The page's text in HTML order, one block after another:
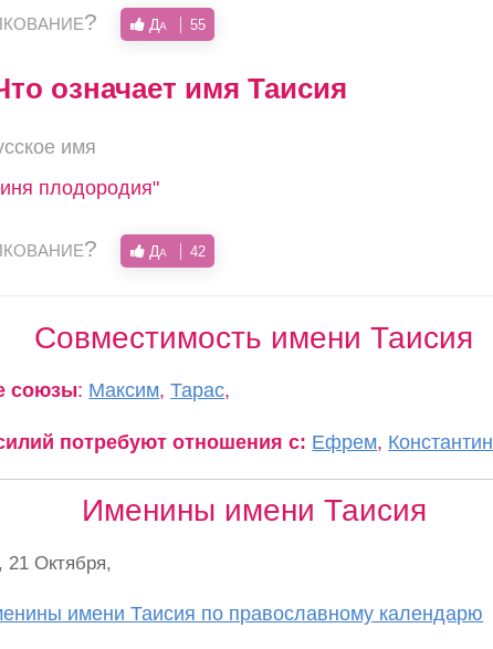
Да 55
означает имя Таисия
имя
плодородия"
Да 42
Совместимость имени Таисия
союзы: Максим,Тарас,
потребуют отношения с: Ефрем, Константин
Именины имени Таисия
Октября,
имени Таисия по православному календарю